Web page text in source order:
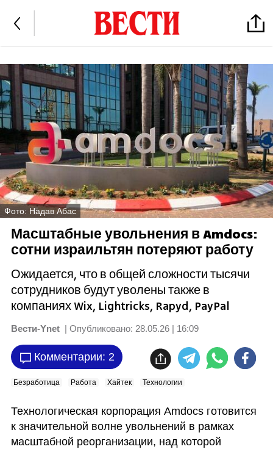
Фото: Надав Абас
Масштабные увольнения в Amdocs:
сотни израильтян потеряют работу
Ожидается, что в общей сложности тысячи
сотрудников будут уволены также в
компаниях Wix, Lightricks, Rapyd, PayPal
Вести-Ynet | Опубликовано: 28.05.26 | 16:09
Комментарии: 2
Безработица Работа Хайтек Технологии
Технологическая корпорация Amdocs готовится
к значительной волне увольнений в рамках
масштабной реорганизации, над которой